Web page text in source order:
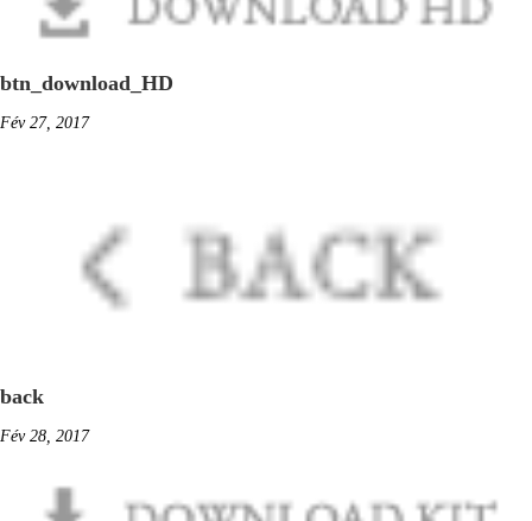
btn_download_HD
Fév 27, 2017
back
Fév 28, 2017